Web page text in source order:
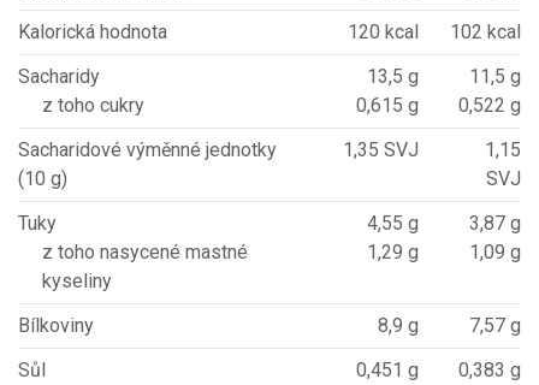
Kalorická hodnota
120 kcal
102 kcal
Sacharidy
z toho cukry
13,5 g
0,615 g
11,5 g
0,522 g
Sacharidové výměnné jednotky
(10 g)
1,35 SVJ
1,15
SVJ
Tuky
z toho nasycené mastné
kyseliny
4,55 g
1,29 g
3,87 g
1,09 g
Bílkoviny 8,9 g
7,57 g
Sůl
0,451 g 0,383 g